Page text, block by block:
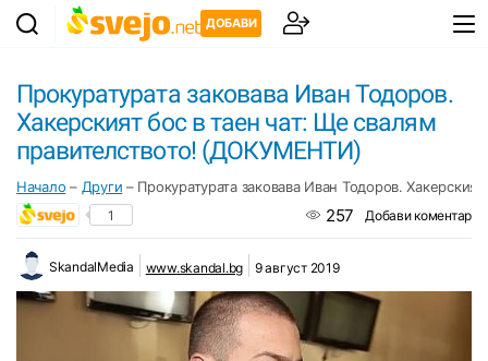
ДОБАВИ
Прокуратурата заковава Иван Тодоров.
Хакерският бос в таен чат: Ще свалям
правителството! (ДОКУМЕНТИ)
Начало – Други – Прокуратурата заковава Иван Тодоров.
1 257 Добави коментар
SkandalMedia www.skandal.bg 9 август 2019